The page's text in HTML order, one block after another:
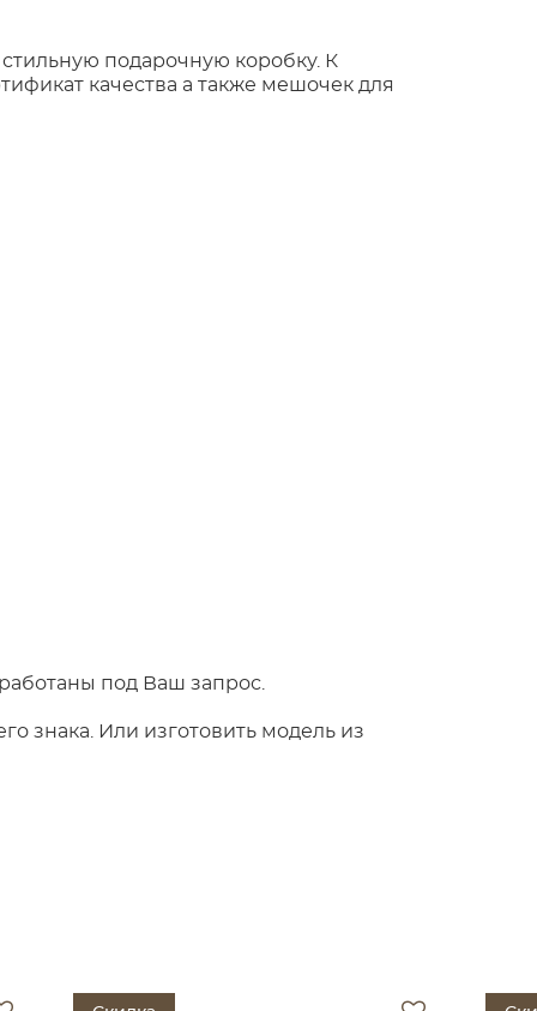
подарочную коробку. К
качества а также мешочек для
под Ваш запрос.
знака. Или изготовить модель из